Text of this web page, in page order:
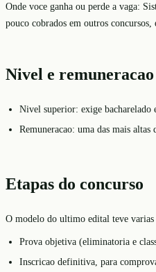
Onde voce ganha ou perde a vaga:
pouco cobrados em outros
Nivel e remuneracao
Nivel superior: exige
Remuneracao: uma das mais
Etapas do concurso
O modelo do ultimo edital teve
Prova objetiva (eliminatoria e
Inscricao definitiva, para